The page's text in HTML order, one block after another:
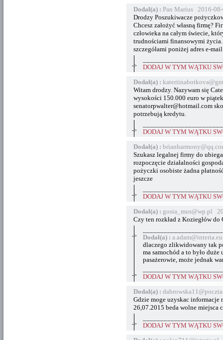
Dodał(a) : Pan Marius 2016-
Drodzy Poszukiwacze
Chcesz założyć własną firmę?
człowieka na całym świecie,
trudnościami finansowymi życia.
szczegółami poniżej adres e-
->
DODAJ W TYM WĄTKU
Dodał(a) :
Witam drodzy. Nazywam się
wysokości 150.000 euro w
senatorpwalter@hotmail.com
potrzebują kredytu.
->
DODAJ W TYM WĄTKU
Dodał(a) :
Szukasz legalnej firmy do
rozpoczęcie działalności
pożyczki osobiste żadna
jeszcze
->
DODAJ W TYM WĄTKU
Dodał(a) : gosia_mus@wp.pl
Czy ten rozkład z Koziegłów
->
Dodał(a) :
dlaczego zlikwidowany tak
ma samochód a to było
pasażerowie, może jednak
->
DODAJ W TYM WĄTKU
Dodał(a) :
Gdzie moge uzyskac informacje
26,07.2015 beda wolne miejsca
->
DODAJ W TYM WĄTKU